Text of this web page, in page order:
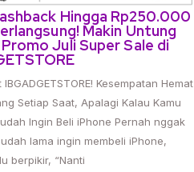
Hingga Rp250.000
Makin Untung
Juli Super Sale di
Kesempatan Hemat
Setiap Saat, Apalagi Kalau Kamu
Ingin Beli iPhone Pernah nggak
lama ingin membeli iPhone,
berpikir, “Nanti